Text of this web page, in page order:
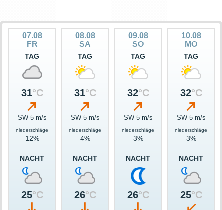
07.08
FR
TAG
31°C
SW 5 m/s
niederschläge
12%
NACHT
25°C
08.08
SA
TAG
31°C
SW 5 m/s
niederschläge
4%
NACHT
26°C
09.08
SO
TAG
32°C
SW 5 m/s
niederschläge
3%
NACHT
26°C
10.08
MO
TAG
32°C
SW 5 m/s
niederschläge
3%
NACHT
25°C